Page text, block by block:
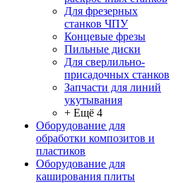
Для фрезерных
станков ЧПУ
Концевые фрезы
Пильные диски
Для сверлильно-
присадочных станков
Запчасти для линий
укутывания
+ Ещё 4
Оборудование для
обработки композитов и
пластиков
Оборудование для
каширования плиты